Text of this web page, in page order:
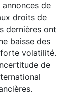
annonces de
droits de
dernières ont
baisse des
volatilité.
de